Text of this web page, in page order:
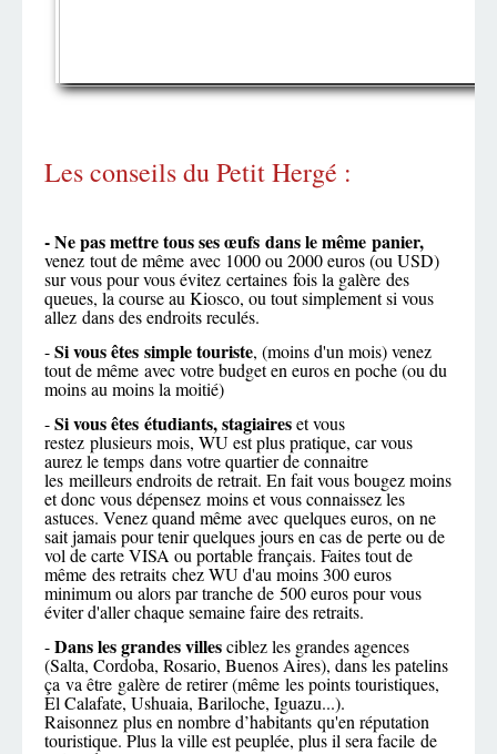
Les conseils du Petit Hergé :
- Ne pas mettre tous ses œufs dans le même panier,
venez tout de même avec 1000 ou 2000 euros (ou USD)
sur vous pour vous évitez certaines fois la galère des
queues, la course au Kiosco, ou tout simplement si vous
allez dans des endroits reculés.
-Si vous êtes simple touriste, (moins d'un mois) venez
tout de même avec votre budget en euros en poche (ou du
moins au moins la moitié)
-Si vous êtes étudiants, stagiaireset vous
restez plusieurs mois, WU est plus pratique, car vous
aurez le temps dans votre quartier de connaitre
les meilleurs endroits de retrait. En fait vous bougez moins
et donc vous dépensez moins et vous connaissez les
astuces. Venez quand même avec quelques euros, on ne
sait jamais pour tenir quelques jours en cas de perte ou de
vol de carte VISA ou portable français. Faites tout de
même des retraits chez WU d'au moins 300 euros
minimum ou alors par tranche de 500 euros pour vous
éviter d'aller chaque semaine faire des retraits.
-Dans les grandes villesciblez les grandes agences
(Salta, Cordoba, Rosario, Buenos Aires), dans les patelins
ça va être galère de retirer (même les points touristiques,
El Calafate, Ushuaia, Bariloche, Iguazu...).
Raisonnez plus en nombre d’habitants qu'en réputation
touristique. Plus la ville est peuplée, plus il sera facile de